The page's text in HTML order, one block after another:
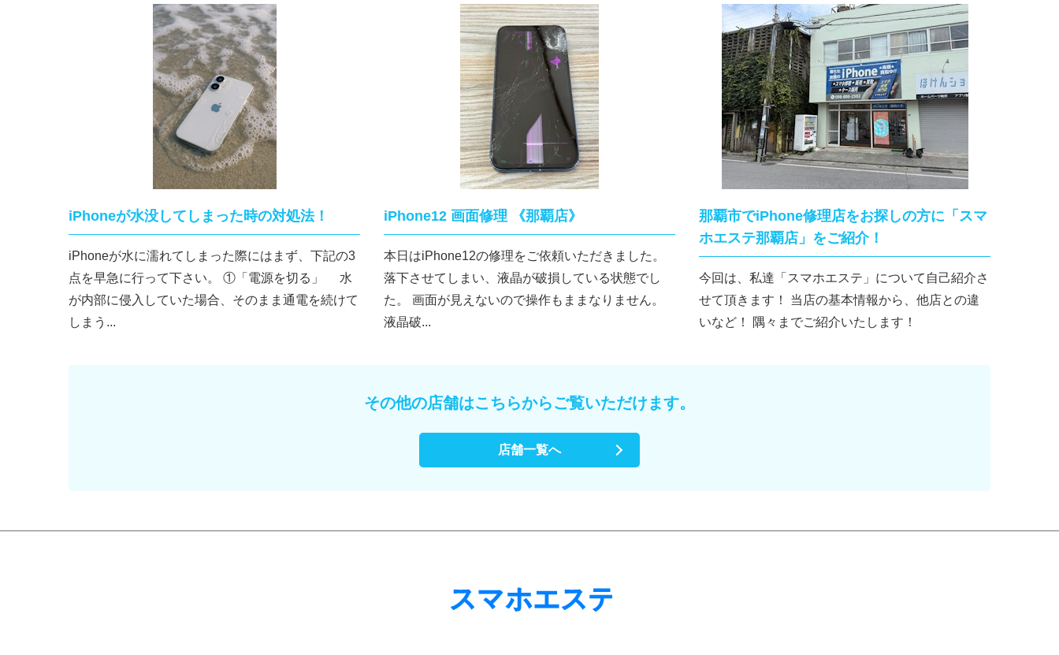
iPhoneが水没してしまった時の対処法！
iPhoneが水に濡れてしまった際にはまず、下記の3
点を早急に行って下さい。 ①「電源を切る」 水
が内部に侵入していた場合、そのまま通電を続けて
しまう...
iPhone12 画面修理 《那覇店》
本日はiPhone12の修理をご依頼いただきました。
落下させてしまい、液晶が破損している状態でし
た。 画面が見えないので操作もままなりません。
液晶破...
那覇市でiPhone修理店をお探しの方に「スマ
ホエステ那覇店」をご紹介！
今回は、私達「スマホエステ」について自己紹介さ
せて頂きます！ 当店の基本情報から、他店との違
いなど！ 隅々までご紹介いたします！
その他の店舗はこちらからご覧いただけます。
店舗一覧へ